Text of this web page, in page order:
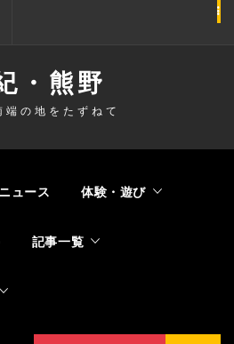
・熊野
端の地をたずねて
ュース 体験・遊び
記事一覧